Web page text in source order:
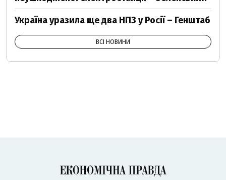
Україна уразила ще два НПЗ у Росії – Генштаб
ВСІ НОВИНИ